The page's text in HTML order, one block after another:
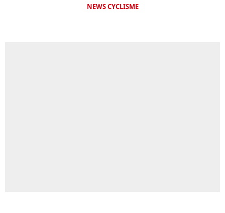
NEWS CYCLISME